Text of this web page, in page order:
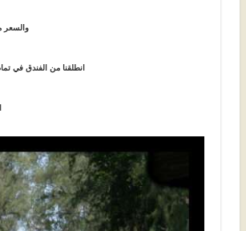
والسعر
انطلقنا من الفندق في